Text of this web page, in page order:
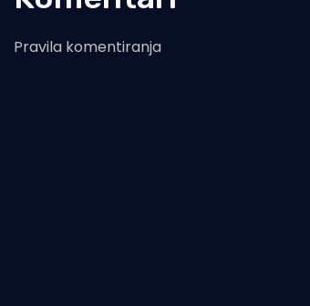
Pravila komentiranja